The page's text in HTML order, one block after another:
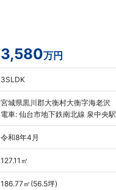
3,580万円
3SLDK
宮城県黒川郡大衡村大衡字海老沢
電車: 仙台市地下鉄南北線 泉中央駅
令和8年4月
127.11㎡
186.77㎡(56.5坪)